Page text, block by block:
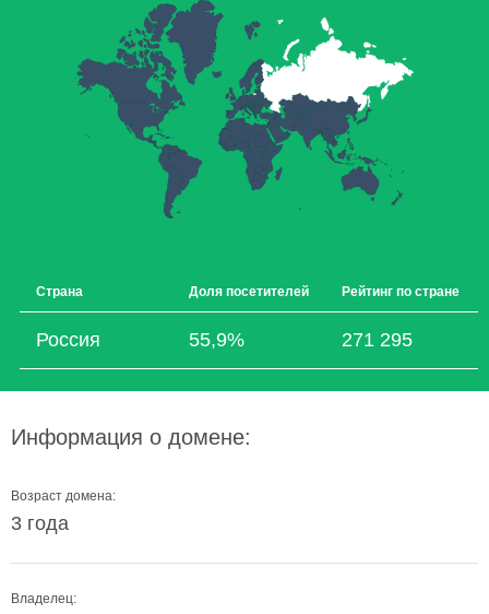
Страна Доля посетителей Рейтинг по стране
Россия 55,9% 271 295
Информация о домене:
Возраст домена:
3 года
Владелец: